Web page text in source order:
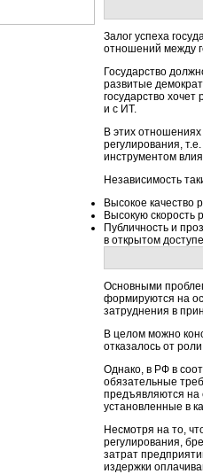
Залог успеха
отношений между
Государство
развитые
государство
и с ИТ.
В этих
регулирования,
инструментом
Независимость
Высокое качество
Высокую скорость
Публичность и
в открытом
Основными
формируются на
затруднения в
В целом можно
отказалось от
Однако, в РФ в
обязательные
предъявляются на
установленные в
Несмотря на то,
регулирования,
затрат
издержки